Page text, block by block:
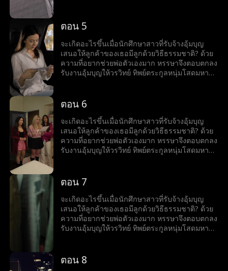
เลือนลาง หรรษาก็พบว่าตัวเองไม่อาจต้านทาน
รวิทย์รู้สึกเหมือนกันหรือเปล่า?
ตอน 5
จะเกิดอะไรขึ้นเมื่อนักศึกษาสาวที่รับจ้างอุ้มบุญ
เสนอให้ลูกค้าของเธอมีลูกด้วยวิธีธรรมชาติ? ด้วย
ความที่อยากช่วยพ่อตัวเองมาก หรรษาจึงตอบตกลง
รับงานอุ้มบุญให้วรวิทย์ ทิพย์ตระกูลหนุ่มโสดมหา
เลือนลาง หรรษาก็พบว่าตัวเองไม่อาจต้านทาน
รวิทย์รู้สึกเหมือนกันหรือเปล่า?
ตอน 6
จะเกิดอะไรขึ้นเมื่อนักศึกษาสาวที่รับจ้างอุ้มบุญ
เสนอให้ลูกค้าของเธอมีลูกด้วยวิธีธรรมชาติ? ด้วย
ความที่อยากช่วยพ่อตัวเองมาก หรรษาจึงตอบตกลง
รับงานอุ้มบุญให้วรวิทย์ ทิพย์ตระกูลหนุ่มโสดมหา
เลือนลาง หรรษาก็พบว่าตัวเองไม่อาจต้านทาน
รวิทย์รู้สึกเหมือนกันหรือเปล่า?
ตอน 7
จะเกิดอะไรขึ้นเมื่อนักศึกษาสาวที่รับจ้างอุ้มบุญ
เสนอให้ลูกค้าของเธอมีลูกด้วยวิธีธรรมชาติ? ด้วย
ความที่อยากช่วยพ่อตัวเองมาก หรรษาจึงตอบตกลง
รับงานอุ้มบุญให้วรวิทย์ ทิพย์ตระกูลหนุ่มโสดมหา
เลือนลาง หรรษาก็พบว่าตัวเองไม่อาจต้านทาน
ตอน 8